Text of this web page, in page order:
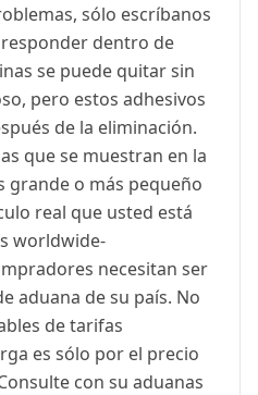
sólo escríbanos
dentro de
se puede quitar sin
pero estos adhesivos
de la eliminación.
que se muestran en la
grande o más pequeño
real que usted está
worldwide-
necesitan ser
aduana de su país. No
de tarifas
es sólo por el precio
con su aduanas